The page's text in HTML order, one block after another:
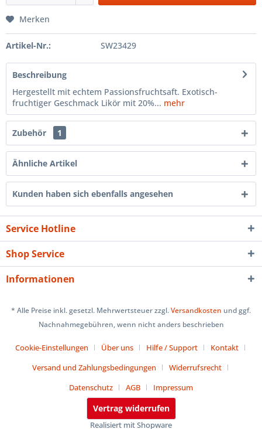
Merken
Artikel-Nr.: SW23429
Beschreibung
Hergestellt mit echtem Passionsfruchtsaft. Exotisch-
fruchtiger Geschmack Likör mit 20%... mehr
Zubehör 1
Ähnliche Artikel
Kunden haben sich ebenfalls angesehen
Service Hotline
Shop Service
Informationen
* Alle Preise inkl. gesetzl. Mehrwertsteuer zzgl.Versandkosten und ggf.
Nachnahmegebühren, wenn nicht anders beschrieben
Cookie-Einstellungen Über uns Hilfe / Support
Kontakt
Versand und Zahlungsbedingungen
Widerrufsrecht
Datenschutz
AGB Impressum
Vertrag widerrufen
Realisiert mit Shopware